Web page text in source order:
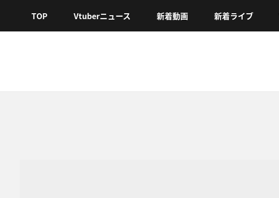
TOP Vtuberニュース 新着動画 新着ライブ